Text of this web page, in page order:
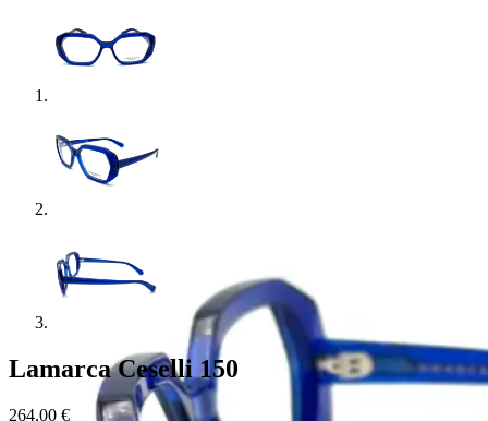
Lamarca Ceselli 150
264,00 €